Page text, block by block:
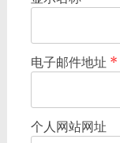
电子邮件地址 *
个人网站网址